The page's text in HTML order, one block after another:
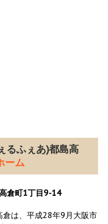
ふぇあ)都島高
ーム
倉町1丁目9-14
は、平成28年9月大阪市